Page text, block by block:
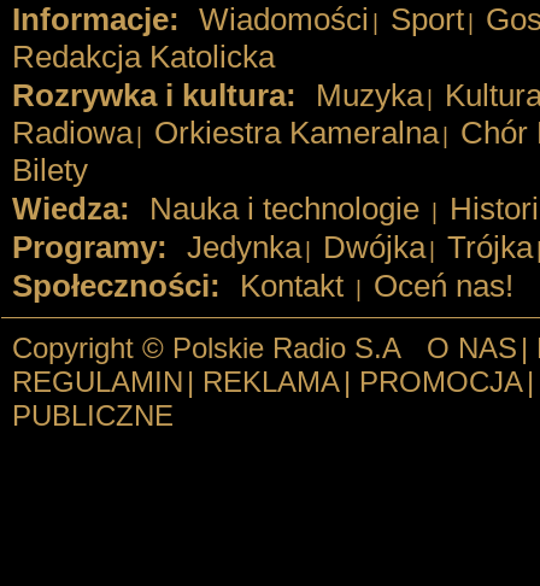
Informacje: Wiadomości Sport
Redakcja Katolicka
Rozrywka i kultura:
Muzyka
Radiowa
Orkiestra Kameralna
Chór
Bilety
Wiedza:
Nauka i technologie
Programy: Jedynka Dwójka Trójka
Społeczności: Kontakt Oceń nas!
Copyright © Polskie Radio S.A O NAS |
REGULAMIN | REKLAMA | PROMOCJA |
PUBLICZNE